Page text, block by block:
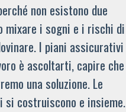
non esistono due
mixare i sogni e i rischi di
I piani assicurativi
è ascoltarti, capire che
una soluzione. Le
si costruiscono e insieme.